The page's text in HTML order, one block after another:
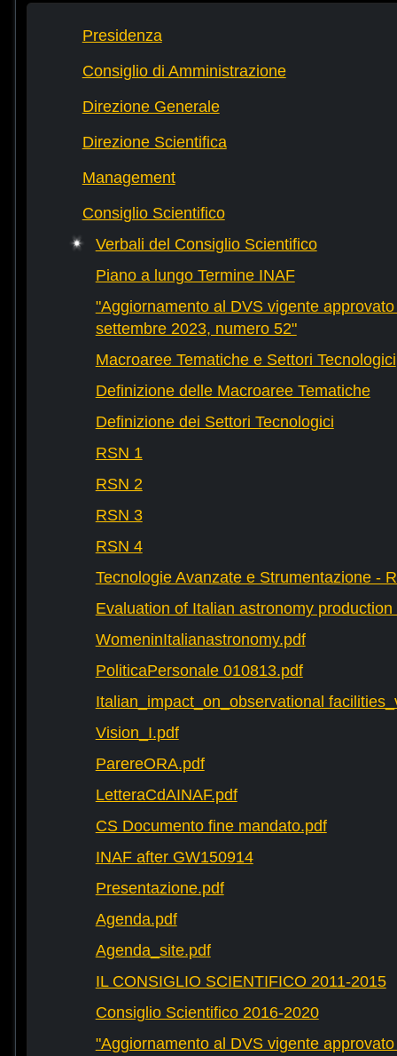
Presidenza
Consiglio di Amministrazione
Direzione Generale
Direzione Scientifica
Management
Consiglio Scientifico
Verbali del Consiglio Scientifico
Piano a lungo Termine INAF
"Aggiornamento al DVS vigente
settembre 2023, numero 52"
Macroaree Tematiche e Settori Tecnologici
Definizione delle Macroaree Tematiche
Definizione dei Settori Tecnologici
RSN 1
RSN 2
RSN 3
RSN 4
Tecnologie Avanzate e Strumentazione -
Evaluation of Italian astronomy production
WomeninItalianastronomy.pdf
PoliticaPersonale 010813.pdf
Italian_impact_on_observational
Vision_I.pdf
ParereORA.pdf
LetteraCdAINAF.pdf
CS Documento fine mandato.pdf
INAF after GW150914
Presentazione.pdf
Agenda.pdf
Agenda_site.pdf
IL CONSIGLIO SCIENTIFICO 2011-2015
Consiglio Scientifico 2016-2020
"Aggiornamento al DVS vigente